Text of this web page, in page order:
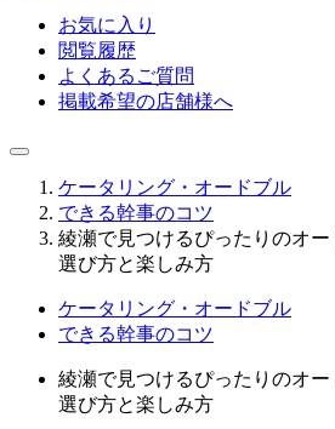
お気に入り
閲覧履歴
よくあるご質問
掲載希望の店舗様へ
ケータリング・オードブル
できる幹事のコツ
綾瀬で見つけるぴったりのオ
選び方と楽しみ方
ケータリング・オードブル
できる幹事のコツ
綾瀬で見つけるぴったりのオ
選び方と楽しみ方